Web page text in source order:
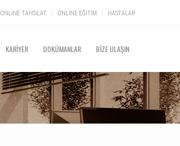
ONLINE TAHSİLAT ONLINE EĞİTİM HASTALAR
KARİYER DOKÜMANLAR BİZE ULAŞIN